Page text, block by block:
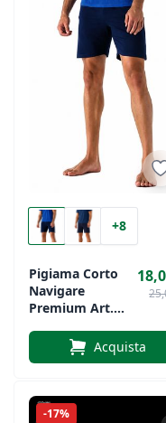
+8
Pigiama Corto
Navigare
Premium Art.
Acquista
-17%